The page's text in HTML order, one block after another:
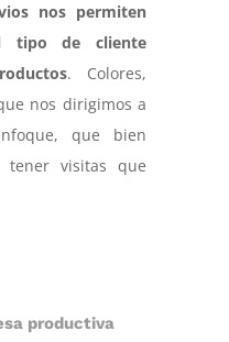
nos permiten
tipo de cliente
. Colores,
nos dirigimos a
que bien
tener visitas que
productiva